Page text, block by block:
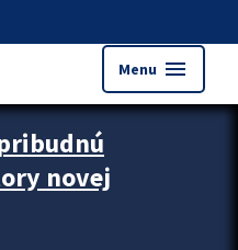
Menu menu
novej